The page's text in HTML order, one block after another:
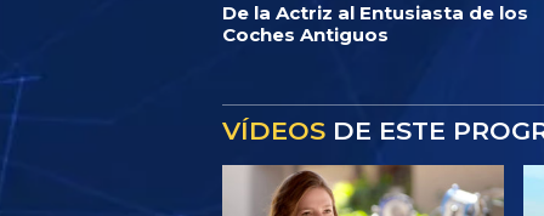
De la Actriz al Entusiasta de los
Coches Antiguos
VÍDEOS DE ESTE